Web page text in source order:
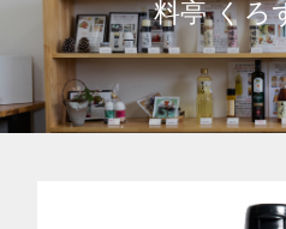
料亭 くろ